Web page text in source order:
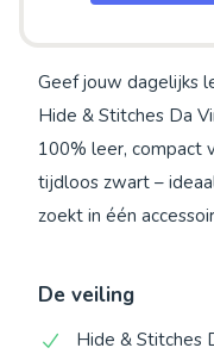
Geef jouw dagelijks
Hide & Stitches Da
100% leer, compact
tijdloos zwart –
zoekt in één
De veiling
Hide & Stitches